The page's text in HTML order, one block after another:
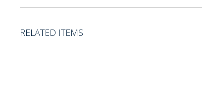
RELATED ITEMS